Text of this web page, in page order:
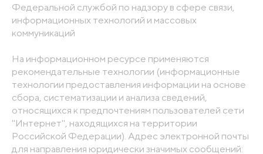
Федеральной службой по надзору в сфере связи,
информационных технологий и массовых
коммуникаций
На информационном ресурсе применяются
рекомендательные технологии (информационные
технологии предоставления информации на основе
сбора, систематизации и анализа сведений,
относящихся к предпочтениям пользователей сети
"Интернет", находящихся на территории
Российской Федерации). Адрес электронной почты
для направления юридически значимых сообщений: